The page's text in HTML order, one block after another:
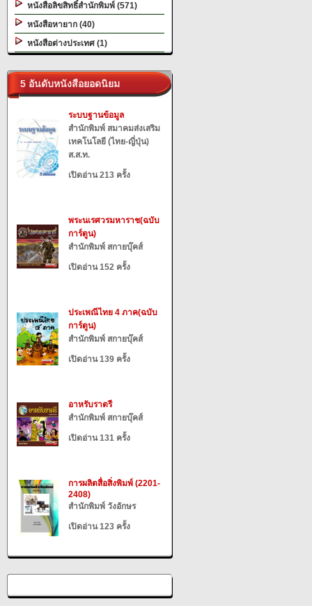
หนังสือลิขสิทธิ์สำนักพิมพ์ (571)
หนังสือหายาก (40)
หนังสือต่างประเทศ (1)
5 อันดับหนังสือยอดนิยม
ระบบฐานข้อมูล
สำนักพิมพ์ สมาคมส่งเสริม
เทคโนโลยี (ไทย-ญี่ปุ่น)
ส.ส.ท.
เปิดอ่าน 213 ครั้ง
พระนเรศวรมหาราช(ฉบับ
การ์ตูน)
สำนักพิมพ์ สกายบุ๊คส์
เปิดอ่าน 152 ครั้ง
ประเพณีไทย 4 ภาค(ฉบับ
การ์ตูน)
สำนักพิมพ์ สกายบุ๊คส์
เปิดอ่าน 139 ครั้ง
อาหรับราตรี
สำนักพิมพ์ สกายบุ๊คส์
เปิดอ่าน 131 ครั้ง
การผลิตสื่อสิ่งพิมพ์ (2201-
2408)
สำนักพิมพ์ วังอักษร
เปิดอ่าน 123 ครั้ง